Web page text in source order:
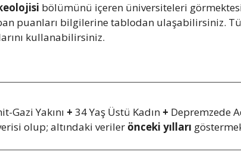
bölümünü içeren üniversiteleri
puanları bilgilerine tablodan ulaşabilirsiniz.
kullanabilirsiniz.
Gazi Yakını + 34 Yaş Üstü Kadın + Depremzede
olup; altındaki veriler önceki yılları